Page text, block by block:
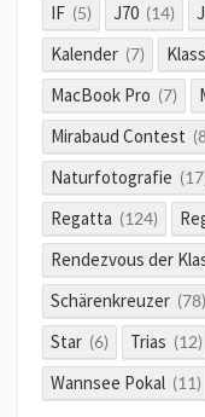
IF (5) J70 (14)
Kalender (7)
MacBook Pro (7)
Mirabaud Contest
Naturfotografie
Regatta (124)
Rendezvous der
Schärenkreuzer (78)
Star (6) Trias (12)
Wannsee Pokal (11)